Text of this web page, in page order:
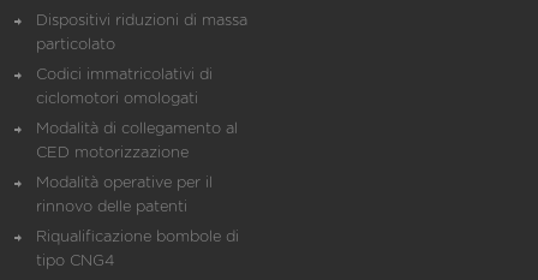
Dispositivi riduzioni di massa
particolato
Codici immatricolativi di
ciclomotori omologati
Modalità di collegamento al
CED motorizzazione
Modalità operative per il
rinnovo delle patenti
Riqualificazione bombole di
tipo CNG4